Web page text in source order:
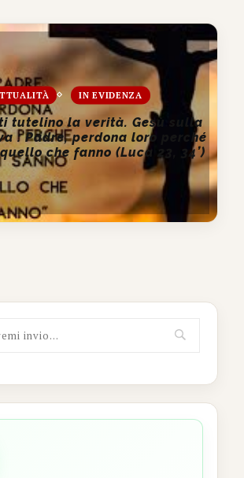
IN EVIDENZA
tutelino la verità. Gesù sulla
: Padre, perdona loro perché
che fanno (Luca 23, 34’)